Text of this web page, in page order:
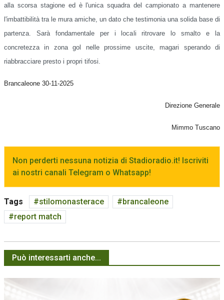
alla scorsa stagione ed è l'unica squadra del campionato a mantenere
l'imbattibilità tra le mura amiche, un dato che testimonia una solida base di
partenza. Sarà fondamentale per i locali ritrovare lo smalto e la
concretezza in zona gol nelle prossime uscite, magari sperando di
riabbracciare presto i propri tifosi.
Brancaleone 30-11-2025
Direzione Generale
Mimmo Tuscano
Non perderti nessuna notizia di Stadioradio.it! Iscriviti
ai nostri canali Telegram o Whatsapp!
Tags stilomonasterace
brancaleone
report match
Può interessarti anche...